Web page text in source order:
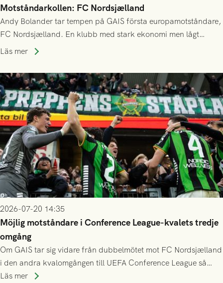
Motståndarkollen: FC Nordsjælland
Andy Bolander tar tempen på GAIS första europamotståndare,
FC Nordsjælland. En klubb med stark ekonomi men lågt
publiksnitt, ett lag med både kollektiv styrka och individuell
Läs mer
2026-07-20 14:35
Möjlig motståndare i Conference League-kvalets tredje
omgång
Om GAIS tar sig vidare från dubbelmötet mot FC Nordsjælland
i den andra kvalomgången till UEFA Conference League så
spelas den tredje kvalomgången kort därpå. Motståndare blir
Läs mer